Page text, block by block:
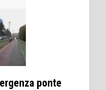
ponte